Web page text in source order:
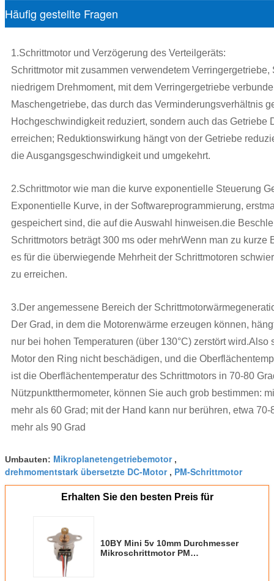
Häufig gestellte Fragen
1.Schrittmotor und Verzögerung des Verteilgeräts:
Schrittmotor mit zusammen verwendetem
niedrigem Drehmoment, mit dem Verringergetriebe
Maschengetriebe, das durch das Verminderungsverhältnis
Hochgeschwindigkeit reduziert, sondern auch das
erreichen; Reduktionswirkung hängt von der Getriebe
die Ausgangsgeschwindigkeit und umgekehrt.
2.Schrittmotor wie man die kurve exponentielle Steuerung
Exponentielle Kurve, in der Softwareprogrammierung,
gespeichert sind, die auf die Auswahl hinweisen.die
Schrittmotors beträgt 300 ms oder mehrWenn man zu
es für die überwiegende Mehrheit der Schrittmotoren
zu erreichen.
3.Der angemessene Bereich der
Der Grad, in dem die Motorenwärme erzeugen können,
nur bei hohen Temperaturen (über 130°C) zerstört
Motor den Ring nicht beschädigen, und die
ist die Oberflächentemperatur des Schrittmotors in 70-80
Nützpunktthermometer, können Sie auch grob bestimmen:
mehr als 60 Grad; mit der Hand kann nur berühren, etwa
mehr als 90 Grad
Umbauten: Mikroplanetengetriebemotor,
drehmomentstark übersetzte DC-Motor, PM-Schrittmotor
Erhalten Sie den besten Preis für
10BY Mini 5v 10mm Durchmesser
Mikroschrittmotor PM